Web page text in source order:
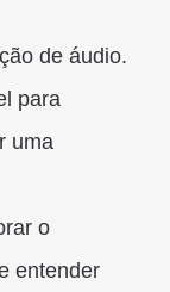
de áudio.
para
uma
o
entender